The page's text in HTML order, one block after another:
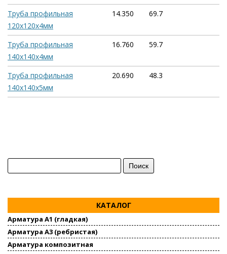
Труба профильная
120х120х4мм
14.350 69.7
Труба профильная
140х140х4мм
16.760 59.7
Труба профильная
140х140х5мм
20.690 48.3
КАТАЛОГ
Арматура А1 (гладкая)
Арматура А3 (ребристая)
Арматура композитная